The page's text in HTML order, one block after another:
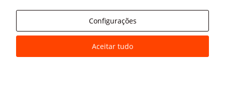
Av Brigadeiro Faria Lima, 3015 – conj. 41 - Jardim Paulistano São
Paulo - SP 01452-000 - (11) 3166-5500
Configurações
Aceitar tudo